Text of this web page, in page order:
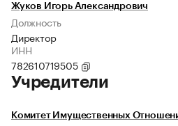
Жуков Игорь Александрович
Должность
Директор
ИНН
782610719505
Учредители
Комитет Имущественных